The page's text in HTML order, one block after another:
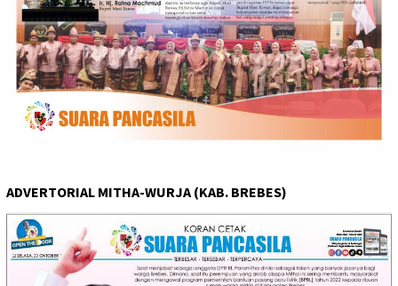
ADVERTORIAL MITHA-WURJA (KAB. BREBES)